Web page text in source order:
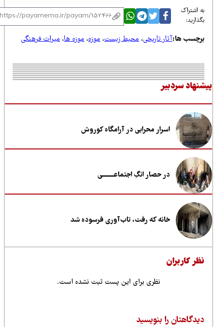
اشتراک
ها:آثار تاریخی،محیط زیست،موزه،موزه ها،میراث فرهنگی
سردبیر
اسرار محرابی در آرامگاه کوروش
در حصار انگِ اجتماعــــــــی
خانه که رفت، تاب‌آوری فرسوده شد
کاربران
نظری برای این پست ثبت نشده است.
را بنویسید